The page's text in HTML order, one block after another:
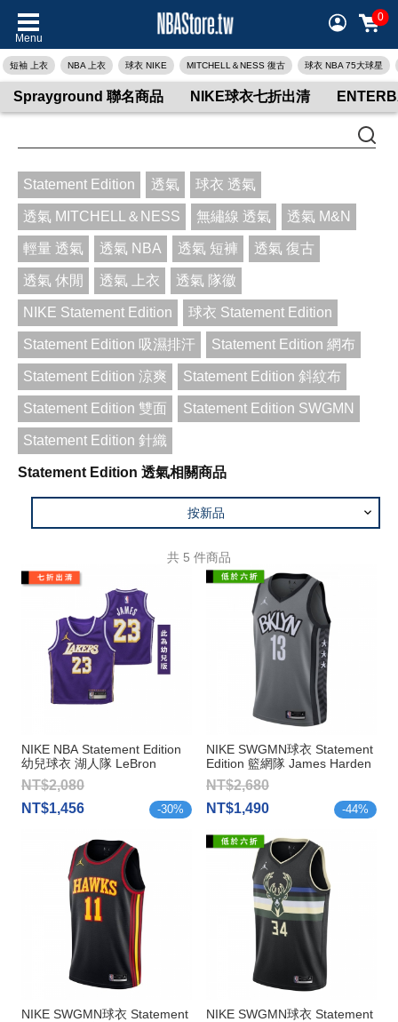
Menu
0
短袖 上衣 NBA 上衣 球衣 NIKE MITCHELL＆NESS 復古 球衣 NBA 75大球星
Sprayground 聯名商品 NIKE球衣七折出清
Statement Edition 透氣 球衣 透氣
透氣 MITCHELL＆NESS 無繡線 透氣 透氣 M&N
輕量 透氣 透氣 NBA 透氣 短褲 透氣 復古
透氣 休閒 透氣 上衣 透氣 隊徽
NIKE Statement Edition 球衣 Statement Edition
Statement Edition 吸濕排汗 Statement Edition 網布
Statement Edition 涼爽 Statement Edition 斜紋布
Statement Edition 雙面 Statement Edition SWGMN
Statement Edition 針織
Statement Edition 透氣相關商品
按新品
共 5 件商品
NIKE NBA Statement Edition
幼兒球衣 湖人隊 LeBron
James
NT$2,080
NT$1,456
-30%
NIKE SWGMN球衣 Statement
Edition 籃網隊 James Harden
NT$2,680
NT$1,490
-44%
NIKE SWGMN球衣 Statement
NIKE SWGMN球衣 Statement